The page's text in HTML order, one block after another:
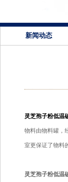
新闻动态
灵芝孢子粉低温
物料由物料罐，
室更保证了物料
灵芝孢子粉低温